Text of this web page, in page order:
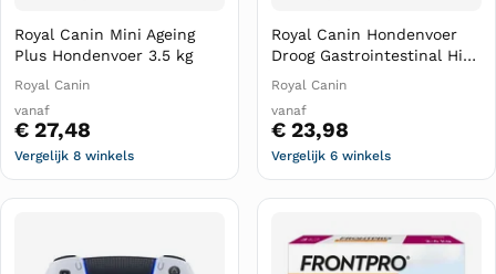
Royal Canin Mini Ageing
Plus Hondenvoer 3.5 kg
Royal Canin
vanaf
€ 27,48
Vergelijk 8 winkels
Royal Canin Hondenvoer
Droog Gastrointestinal High
Fibre 2 kg
Royal Canin
vanaf
€ 23,98
Vergelijk 6 winkels